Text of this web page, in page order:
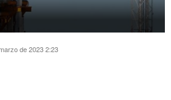
de 2023 2:23